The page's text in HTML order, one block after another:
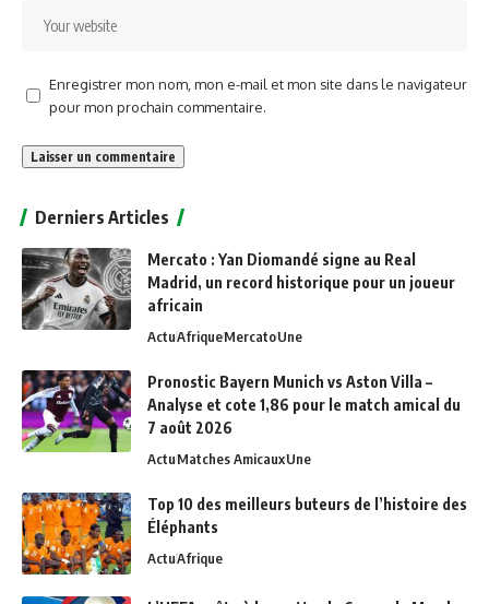
Enregistrer mon nom, mon e-mail et mon site dans le navigateur
pour mon prochain commentaire.
Derniers Articles
Mercato : Yan Diomandé signe au Real
Madrid, un record historique pour un joueur
africain
ActuAfriqueMercatoUne
Pronostic Bayern Munich vs Aston Villa –
Analyse et cote 1,86 pour le match amical du
7 août 2026
ActuMatches AmicauxUne
Top 10 des meilleurs buteurs de l’histoire des
Éléphants
ActuAfrique